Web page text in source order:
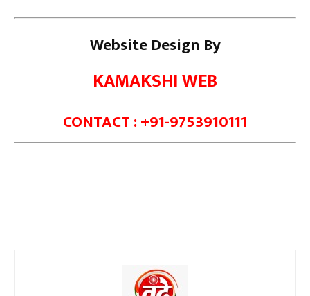
Website Design By
KAMAKSHI WEB
CONTACT : +91-9753910111